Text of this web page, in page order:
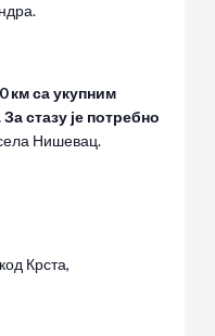
км са укупним
стазу је потребно
Нишевац.
Крста,